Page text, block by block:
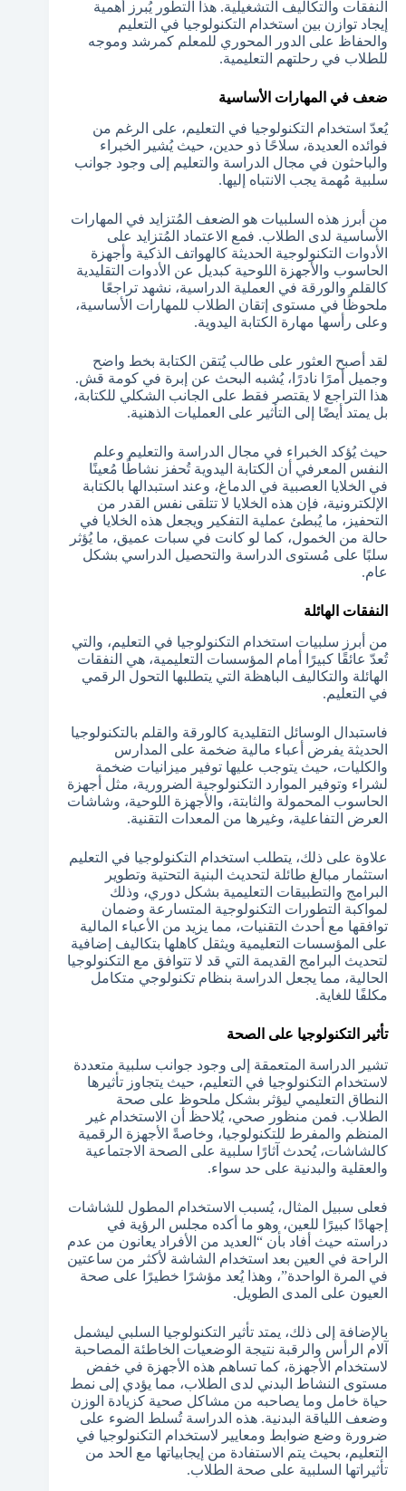
النفقات والتكاليف التشغيلية. هذا التطور يُبرز أهمية
إيجاد توازن بين استخدام التكنولوجيا في التعليم
والحفاظ على الدور المحوري للمعلم كمرشد وموجه
للطلاب في رحلتهم التعليمية.
ضعف في المهارات الأساسية
يُعدّ استخدام التكنولوجيا في التعليم، على الرغم من
فوائده العديدة، سلاحًا ذو حدين، حيث يُشير الخبراء
والباحثون في مجال الدراسة والتعليم إلى وجود جوانب
سلبية مُهمة يجب الانتباه إليها.
من أبرز هذه السلبيات هو الضعف المُتزايد في المهارات
الأساسية لدى الطلاب. فمع الاعتماد المُتزايد على
الأدوات التكنولوجية الحديثة كالهواتف الذكية وأجهزة
الحاسوب والأجهزة اللوحية كبديل عن الأدوات التقليدية
كالقلم والورقة في العملية الدراسية، نشهد تراجعًا
ملحوظًا في مستوى إتقان الطلاب للمهارات الأساسية،
وعلى رأسها مهارة الكتابة اليدوية.
لقد أصبح العثور على طالب يُتقن الكتابة بخط واضح
وجميل أمرًا نادرًا، يُشبه البحث عن إبرة في كومة قش.
هذا التراجع لا يقتصر فقط على الجانب الشكلي للكتابة،
بل يمتد أيضًا إلى التأثير على العمليات الذهنية.
حيث يُؤكد الخبراء في مجال الدراسة والتعليم وعلم
النفس المعرفي أن الكتابة اليدوية تُحفز نشاطًا مُعينًا
في الخلايا العصبية في الدماغ، وعند استبدالها بالكتابة
الإلكترونية، فإن هذه الخلايا لا تتلقى نفس القدر من
التحفيز، ما يُبطئ عملية التفكير ويجعل هذه الخلايا في
حالة من الخمول، كما لو كانت في سبات عميق، ما يُؤثر
سلبًا على مُستوى الدراسة والتحصيل الدراسي بشكل
عام.
النفقات الهائلة
من أبرز سلبيات استخدام التكنولوجيا في التعليم، والتي
تُعدّ عائقًا كبيرًا أمام المؤسسات التعليمية، هي النفقات
الهائلة والتكاليف الباهظة التي يتطلبها التحول الرقمي
في التعليم.
فاستبدال الوسائل التقليدية كالورقة والقلم بالتكنولوجيا
الحديثة يفرض أعباء مالية ضخمة على المدارس
والكليات، حيث يتوجب عليها توفير ميزانيات ضخمة
لشراء وتوفير الموارد التكنولوجية الضرورية، مثل أجهزة
الحاسوب المحمولة والثابتة، والأجهزة اللوحية، وشاشات
العرض التفاعلية، وغيرها من المعدات التقنية.
علاوة على ذلك، يتطلب استخدام التكنولوجيا في التعليم
استثمار مبالغ طائلة لتحديث البنية التحتية وتطوير
البرامج والتطبيقات التعليمية بشكل دوري، وذلك
لمواكبة التطورات التكنولوجية المتسارعة وضمان
توافقها مع أحدث التقنيات، مما يزيد من الأعباء المالية
على المؤسسات التعليمية ويثقل كاهلها بتكاليف إضافية
لتحديث البرامج القديمة التي قد لا تتوافق مع التكنولوجيا
الحالية، مما يجعل الدراسة بنظام تكنولوجي متكامل
مكلفًا للغاية.
تأثير التكنولوجيا على الصحة
تشير الدراسة المتعمقة إلى وجود جوانب سلبية متعددة
لاستخدام التكنولوجيا في التعليم، حيث يتجاوز تأثيرها
النطاق التعليمي ليؤثر بشكل ملحوظ على صحة
الطلاب. فمن منظور صحي، يُلاحظ أن الاستخدام غير
المنظم والمفرط للتكنولوجيا، وخاصةً الأجهزة الرقمية
كالشاشات، يُحدث آثارًا سلبية على الصحة الاجتماعية
والعقلية والبدنية على حد سواء.
فعلى سبيل المثال، يُسبب الاستخدام المطول للشاشات
إجهادًا كبيرًا للعين، وهو ما أكده مجلس الرؤية في
دراسته حيث أفاد بأن “العديد من الأفراد يعانون من عدم
الراحة في العين بعد استخدام الشاشة لأكثر من ساعتين
في المرة الواحدة”، وهذا يُعد مؤشرًا خطيرًا على صحة
العيون على المدى الطويل.
بالإضافة إلى ذلك، يمتد تأثير التكنولوجيا السلبي ليشمل
آلام الرأس والرقبة نتيجة الوضعيات الخاطئة المصاحبة
لاستخدام الأجهزة، كما تساهم هذه الأجهزة في خفض
مستوى النشاط البدني لدى الطلاب، مما يؤدي إلى نمط
حياة خامل وما يصاحبه من مشاكل صحية كزيادة الوزن
وضعف اللياقة البدنية. هذه الدراسة تُسلط الضوء على
ضرورة وضع ضوابط ومعايير لاستخدام التكنولوجيا في
التعليم، بحيث يتم الاستفادة من إيجابياتها مع الحد من
تأثيراتها السلبية على صحة الطلاب.